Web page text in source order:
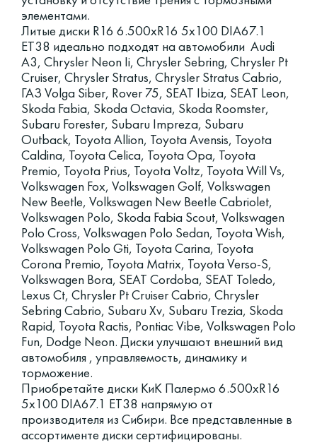
элементами.
Литые диски R16 6.500xR16 5x100 DIA67.1
ET38 идеально подходят на автомобили Audi
A3, Chrysler Neon Ii, Chrysler Sebring, Chrysler Pt
Cruiser, Chrysler Stratus, Chrysler Stratus Cabrio,
ГАЗ Volga Siber, Rover 75, SEAT Ibiza, SEAT Leon,
Skoda Fabia, Skoda Octavia, Skoda Roomster,
Subaru Forester, Subaru Impreza, Subaru
Outback, Toyota Allion, Toyota Avensis, Toyota
Caldina, Toyota Celica, Toyota Opa, Toyota
Premio, Toyota Prius, Toyota Voltz, Toyota Will Vs,
Volkswagen Fox, Volkswagen Golf, Volkswagen
New Beetle, Volkswagen New Beetle Cabriolet,
Volkswagen Polo, Skoda Fabia Scout, Volkswagen
Polo Cross, Volkswagen Polo Sedan, Toyota Wish,
Volkswagen Polo Gti, Toyota Carina, Toyota
Corona Premio, Toyota Matrix, Toyota Verso-S,
Volkswagen Bora, SEAT Cordoba, SEAT Toledo,
Lexus Ct, Chrysler Pt Cruiser Cabrio, Chrysler
Sebring Cabrio, Subaru Xv, Subaru Trezia, Skoda
Rapid, Toyota Ractis, Pontiac Vibe, Volkswagen Polo
Fun, Dodge Neon. Диски улучшают внешний вид
автомобиля , управляемость, динамику и
торможение.
Приобретайте диски КиК Палермо 6.500xR16
5x100 DIA67.1 ET38 напрямую от
производителя из Сибири. Все представленные в
ассортименте диски сертифицированы.